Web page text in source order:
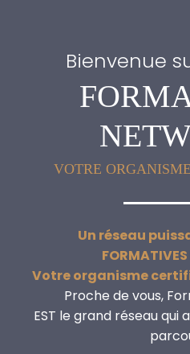
Bienvenue
VOTRE
Un réseau
Votre organisme
Proche de vous,
EST le grand réseau qui